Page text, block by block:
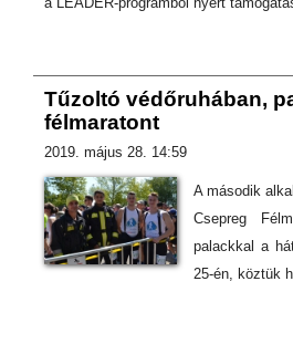
Tűzoltó védőruhában,
félmaratont
2019. május 28. 14:59
A második
Csepreg
palackkal a
25-én, köztük